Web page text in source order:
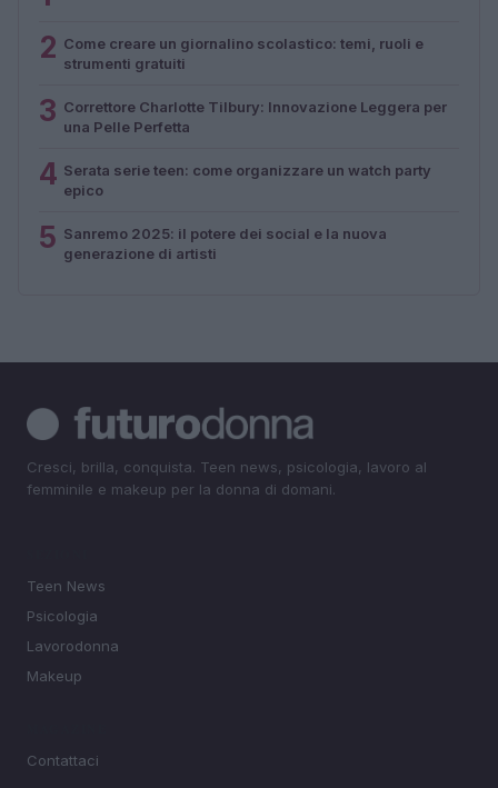
2 Come creare un giornalino scolastico: temi, ruoli e
strumenti gratuiti
3 Correttore Charlotte Tilbury: Innovazione Leggera per
una Pelle Perfetta
4 Serata serie teen: come organizzare un watch party
epico
5 Sanremo 2025: il potere dei social e la nuova
generazione di artisti
Cresci, brilla, conquista. Teen news, psicologia, lavoro al
femminile e makeup per la donna di domani.
Teen News
Psicologia
Lavorodonna
Makeup
Contattaci